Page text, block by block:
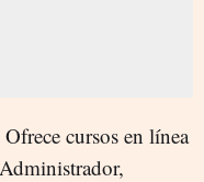
cursos en línea